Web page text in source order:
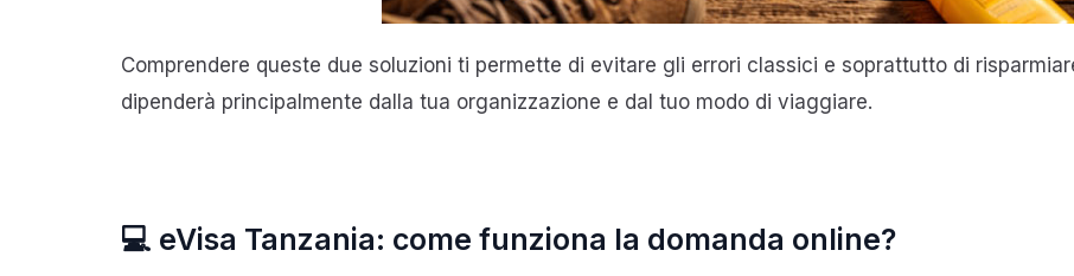
Comprendere queste due soluzioni ti permette di evitare gli errori classici e soprattutto di
dipenderà principalmente dalla tua organizzazione e dal tuo modo di viaggiare.
💻 eVisa Tanzania: come funziona la domanda online?